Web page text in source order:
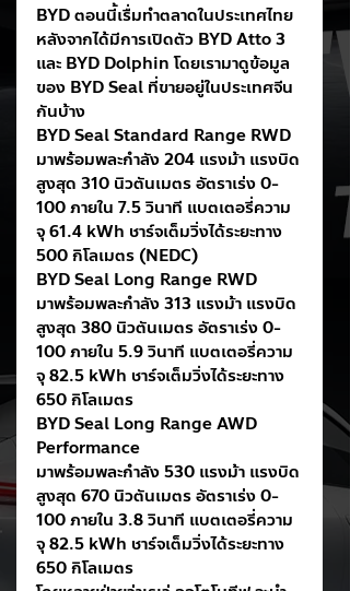
BYD ตอนนี้เรื่มทำตลาดในประเทศไทย
หลังจากได้มีการเปิดตัว BYD Atto 3
และ BYD Dolphin โดยเรามาดูข้อมูล
ของ BYD Seal ที่ขายอยู่ในประเทศจีน
กันบ้าง
BYD Seal Standard Range RWD
มาพร้อมพละกำลัง 204 แรงม้า แรงบิด
สูงสุด 310 นิวตันเมตร อัตราเร่ง 0-
100 ภายใน 7.5 วินาที แบตเตอรี่ความ
จุ 61.4 kWh ชาร์จเต็มวิ่งได้ระยะทาง
500 กิโลเมตร (NEDC)
BYD Seal Long Range RWD
มาพร้อมพละกำลัง 313 แรงม้า แรงบิด
สูงสุด 380 นิวตันเมตร อัตราเร่ง 0-
100 ภายใน 5.9 วินาที แบตเตอรี่ความ
จุ 82.5 kWh ชาร์จเต็มวิ่งได้ระยะทาง
650 กิโลเมตร
BYD Seal Long Range AWD
Performance
มาพร้อมพละกำลัง 530 แรงม้า แรงบิด
สูงสุด 670 นิวตันเมตร อัตราเร่ง 0-
100 ภายใน 3.8 วินาที แบตเตอรี่ความ
จุ 82.5 kWh ชาร์จเต็มวิ่งได้ระยะทาง
650 กิโลเมตร